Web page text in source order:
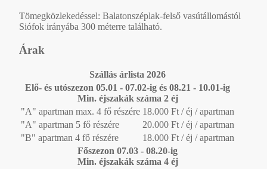
Tömegközlekedéssel: Balatonszéplak-felső vasútállomástól
Siófok irányába 300 méterre található.
Árak
Szállás árlista 2026
Elő- és utószezon 05.01 - 07.02-ig és 08.21 - 10.01-ig
Min. éjszakák száma 2 éj
"A" apartman max. 4 fő részére 18.000 Ft / éj / apartman
"A" apartman 5 fő részére
20.000 Ft / éj / apartman
"B" apartman 4 fő részére
18.000 Ft / éj / apartman
Főszezon 07.03 - 08.20-ig
Min. éjszakák száma 4 éj